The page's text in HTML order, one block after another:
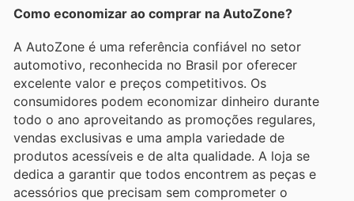
Como economizar ao comprar na AutoZone?
A AutoZone é uma referência confiável no setor
automotivo, reconhecida no Brasil por oferecer
excelente valor e preços competitivos. Os
consumidores podem economizar dinheiro durante
todo o ano aproveitando as promoções regulares,
vendas exclusivas e uma ampla variedade de
produtos acessíveis e de alta qualidade. A loja se
dedica a garantir que todos encontrem as peças e
acessórios que precisam sem comprometer o